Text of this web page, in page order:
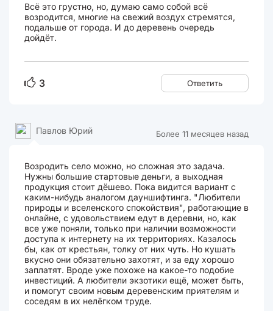
Всё это грустно, но, думаю само собой всё
возродится, многие на свежий воздух стремятся,
подальше от города. И до деревень очередь
дойдёт.
3 Ответить
Более 11 месяцев назад
Павлов Юрий
Возродить село можно, но сложная это задача.
Нужны большие стартовые деньги, а выходная
продукция стоит дёшево. Пока видится вариант с
каким-нибудь аналогом дауншифтинга. "Любители
природы и вселенского спокойствия", работающие в
онлайне, с удовольствием едут в деревни, но, как
все уже поняли, только при наличии возможности
доступа к интернету на их территориях. Казалось
бы, как от крестьян, толку от них чуть. Но кушать
вкусно они обязательно захотят, и за еду хорошо
заплатят. Вроде уже похоже на какое-то подобие
инвестиций. А любители экзотики ещё, может быть,
и помогут своим новым деревенским приятелям и
соседям в их нелёгком труде.